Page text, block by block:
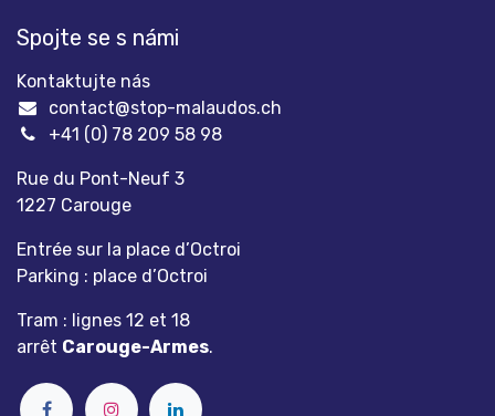
Spojte se s námi
Kontaktujte nás
contact@stop-malaudos.ch
+41 (0) 78 209 58 98
Rue du Pont-Neuf 3
1227 Carouge
Entrée sur la place d’Octroi
Parking : place d’Octroi
Tram : lignes 12 et 18
arrêt Carouge-Armes.